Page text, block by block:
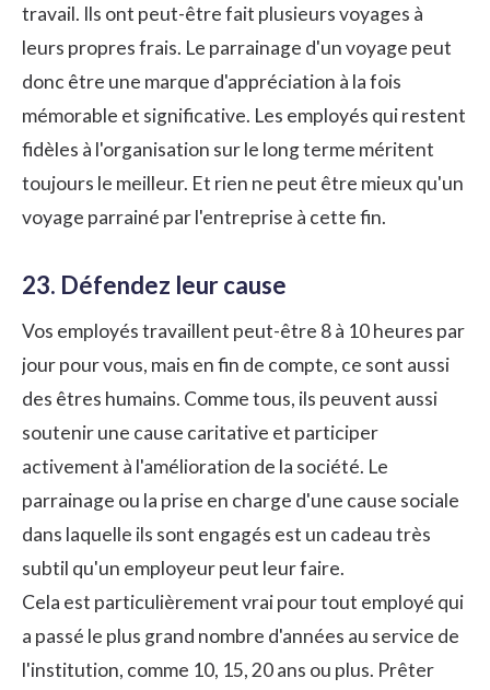
travail. Ils ont peut-être fait plusieurs voyages à
leurs propres frais. Le parrainage d'un voyage peut
donc être une marque d'appréciation à la fois
mémorable et significative. Les employés qui restent
fidèles à l'organisation sur le long terme méritent
toujours le meilleur. Et rien ne peut être mieux qu'un
voyage parrainé par l'entreprise à cette fin.
23. Défendez leur cause
Vos employés travaillent peut-être 8 à 10 heures par
jour pour vous, mais en fin de compte, ce sont aussi
des êtres humains. Comme tous, ils peuvent aussi
soutenir une cause caritative et participer
activement à l'amélioration de la société. Le
parrainage ou la prise en charge d'une cause sociale
dans laquelle ils sont engagés est un cadeau très
subtil qu'un employeur peut leur faire.
Cela est particulièrement vrai pour tout employé qui
a passé le plus grand nombre d'années au service de
l'institution, comme 10, 15, 20 ans ou plus. Prêter